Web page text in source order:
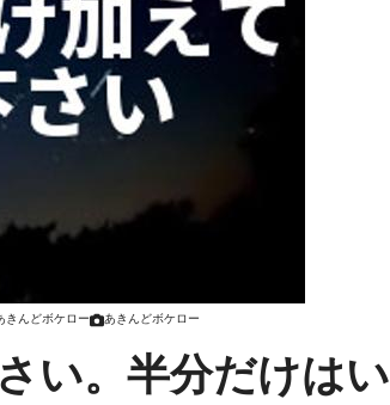
きんどボケロー あきんどボケロー
い。半分だけはい